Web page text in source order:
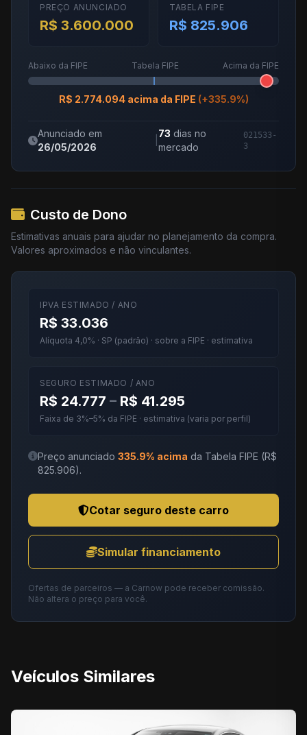
PREÇO ANUNCIADO
R$ 3.600.000
TABELA FIPE
R$ 825.906
Abaixo da FIPE Tabela FIPE Acima da FIPE
R$ 2.774.094 acima da FIPE (+335.9%)
Anunciado em
26/05/2026
73 dias no
mercado
021533-
3
Custo de Dono
Estimativas anuais para ajudar no planejamento da compra.
Valores aproximados e não vinculantes.
IPVA ESTIMADO / ANO
R$ 33.036
Alíquota 4,0% · SP (padrão) · sobre a FIPE · estimativa
SEGURO ESTIMADO / ANO
R$ 24.777 – R$ 41.295
Faixa de 3%–5% da FIPE · estimativa (varia por perfil)
Preço anunciado 335.9% acima da Tabela FIPE (R$
825.906).
Cotar seguro deste carro
Simular financiamento
Ofertas de parceiros — a Carnow pode receber comissão.
Não altera o preço para você.
Veículos Similares